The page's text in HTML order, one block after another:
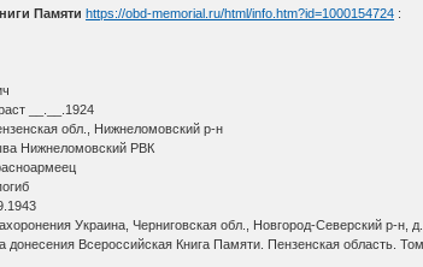
Памяти https://obd-memorial.ru/html/info.htm?id=1000154724 :
__.__.1924
обл., Нижнеломовский р-н
Нижнеломовский РВК
Украина, Черниговская обл., Новгород-Северский р-н,
донесения Всероссийская Книга Памяти. Пензенская область. Том